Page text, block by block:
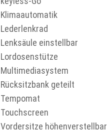
Klimaautomatik
Lederlenkrad
Lenksäule einstellbar
Lordosenstütze
Multimediasystem
Rücksitzbank geteilt
Tempomat
Touchscreen
Vordersitze höhenverstellbar